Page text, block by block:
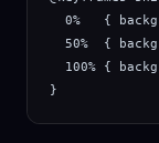
0%   {
50%  {
100% {
}